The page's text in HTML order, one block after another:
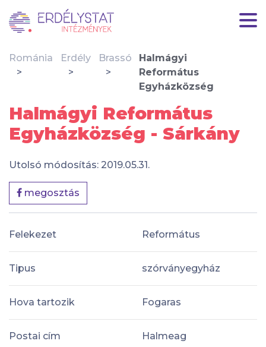
Románia Erdély Brassó
Halmágyi
Református
Egyházközség
Halmágyi Református
Egyházközség - Sárkány
Utolsó módosítás: 2019.05.31.
megosztás
Felekezet Református
Tipus szórványegyház
Hova tartozik Fogaras
Postai cím Halmeag